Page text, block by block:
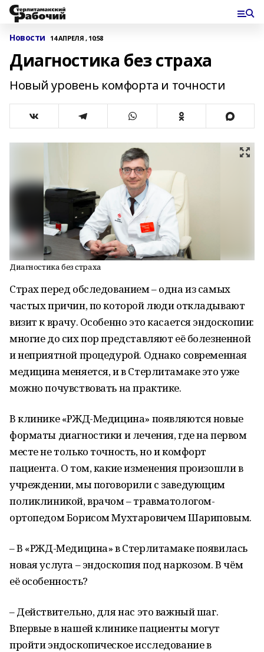
Новости 14 АПРЕЛЯ , 10:58
Диагностика без страха
Новый уровень комфорта и точности
Диагностика без страха
Страх перед обследованием – одна из самых
частых причин, по которой люди откладывают
визит к врачу. Особенно это касается эндоскопии:
многие до сих пор представляют её болезненной
и неприятной процедурой. Однако современная
медицина меняется, и в Стерлитамаке это уже
можно почувствовать на практике.
В клинике «РЖД-Медицина» появляются новые
форматы диагностики и лечения, где на первом
месте не только точность, но и комфорт
пациента. О том, какие изменения произошли в
учреждении, мы поговорили с заведующим
поликлиникой, врачом – травматологом-
ортопедом Борисом Мухтаровичем Шариповым.
– В «РЖД-Медицина» в Стерлитамаке появилась
новая услуга – эндоскопия под наркозом. В чём
её особенность?
– Действительно, для нас это важный шаг.
Впервые в нашей клинике пациенты могут
пройти эндоскопическое исследование в